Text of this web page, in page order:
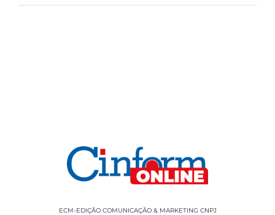
ECM-EDIÇÃO COMUNICAÇÃO & MARKETING CNPJ